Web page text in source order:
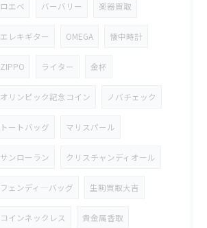
ロエベ バーバリー 楽器買取
エレキギター OMEGA 懐中時計
ZIPPO ライター 金杯
オリンピック記念コイン ノバチェック
トートバッグ マリスパール
サンローラン クリスチャンディオール
フェンディ―バッグ 生駒買取大吉
コインネックレス 貴金属香取